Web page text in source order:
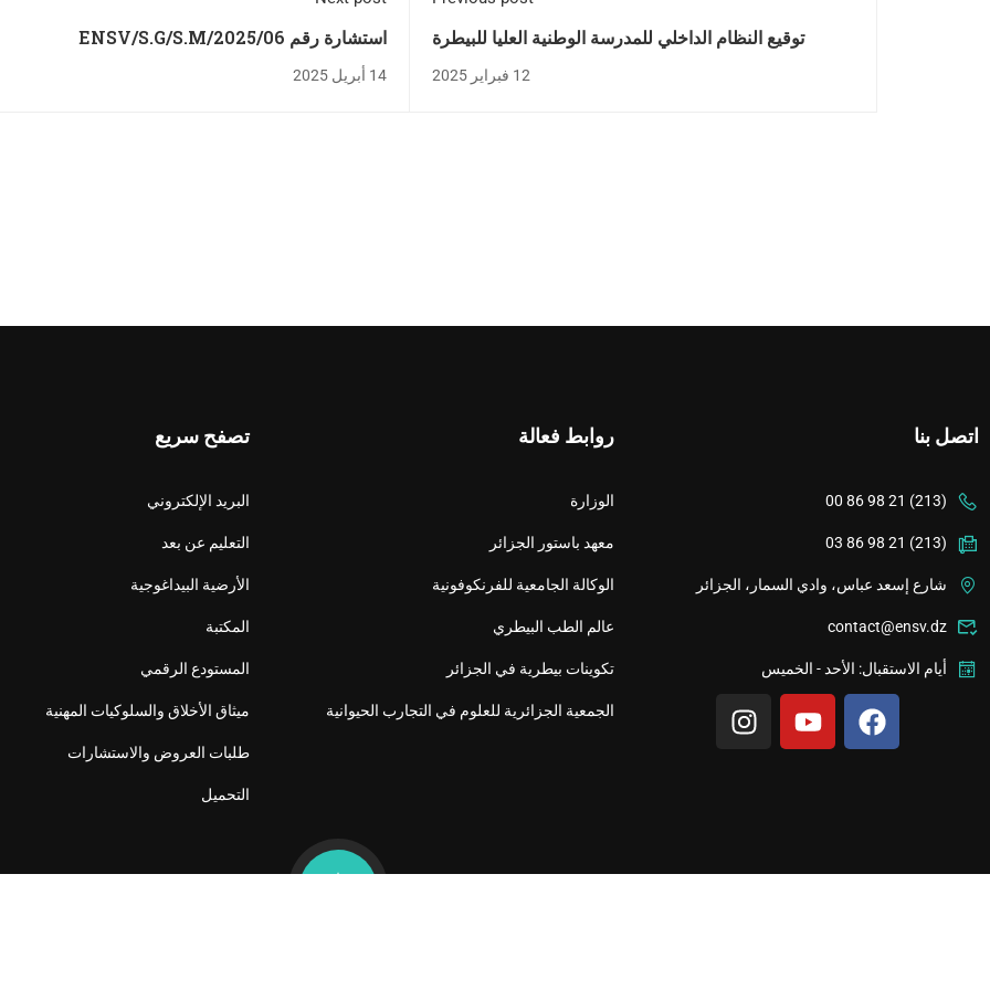
توقيع النظام الداخلي للمدرسة الوطنية العليا للبيطرة
12 فبراير 2025
استشارة رقم 06/ENSV/S.G/S.M/2025
14 أبريل 2025
اتصل بنا
(213) 21 98 86 00
(213) 21 98 86 03
شارع إسعد عباس، وادي السمار، الجزائر
contact@ensv.dz
أيام الاستقبال: الأحد - الخميس
روابط فعالة
الوزارة
معهد باستور الجزائر
الوكالة الجامعية للفرنكوفونية
عالم الطب البيطري
تكوينات بيطرية في الجزائر
الجمعية الجزائرية للعلوم في التجارب الحيوانية
تصفح سريع
البريد الإلكتروني
التعليم عن بعد
الأرضية البيداغوجية
المكتبة
المستودع الرقمي
ميثاق الأخلاق والسلوكيات المهنية
طلبات العروض والاستشارات
التحميل